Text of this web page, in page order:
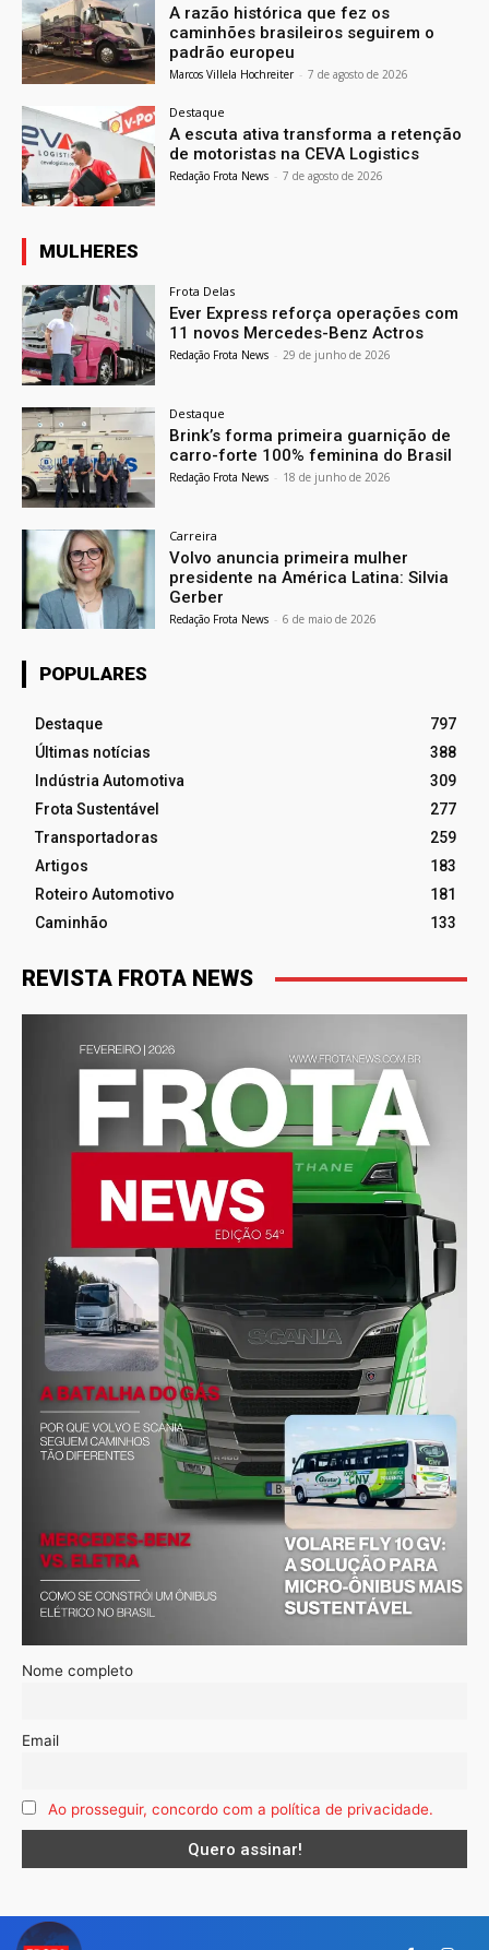
A razão histórica que fez os
caminhões brasileiros seguirem o
padrão europeu
Marcos Villela Hochreiter - 7 de agosto de 2026
Destaque
A escuta ativa transforma a retenção
de motoristas na CEVA Logistics
Redação Frota News - 7 de agosto de 2026
MULHERES
Frota Delas
Ever Express reforça operações com
11 novos Mercedes-Benz Actros
Redação Frota News - 29 de junho de 2026
Destaque
Brink’s forma primeira guarnição de
carro-forte 100% feminina do Brasil
Redação Frota News - 18 de junho de 2026
Carreira
Volvo anuncia primeira mulher
presidente na América Latina: Silvia
Gerber
Redação Frota News - 6 de maio de 2026
POPULARES
Destaque
797
Últimas notícias
388
Indústria Automotiva
309
Frota Sustentável
277
Transportadoras
259
Artigos
183
Roteiro Automotivo
181
Caminhão
133
REVISTA FROTA NEWS
Nome completo
Email
Ao prosseguir, concordo com a política de privacidade.